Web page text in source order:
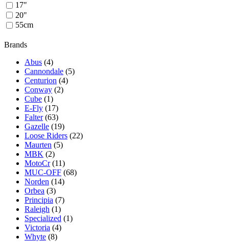
17"
20"
55cm
Brands
Abus (4)
Cannondale (5)
Centurion (4)
Conway (2)
Cube (1)
E-Fly (17)
Falter (63)
Gazelle (19)
Loose Riders (22)
Maurten (5)
MBK (2)
MotoCr (11)
MUC-OFF (68)
Norden (14)
Orbea (3)
Principia (7)
Raleigh (1)
Specialized (1)
Victoria (4)
Whyte (8)